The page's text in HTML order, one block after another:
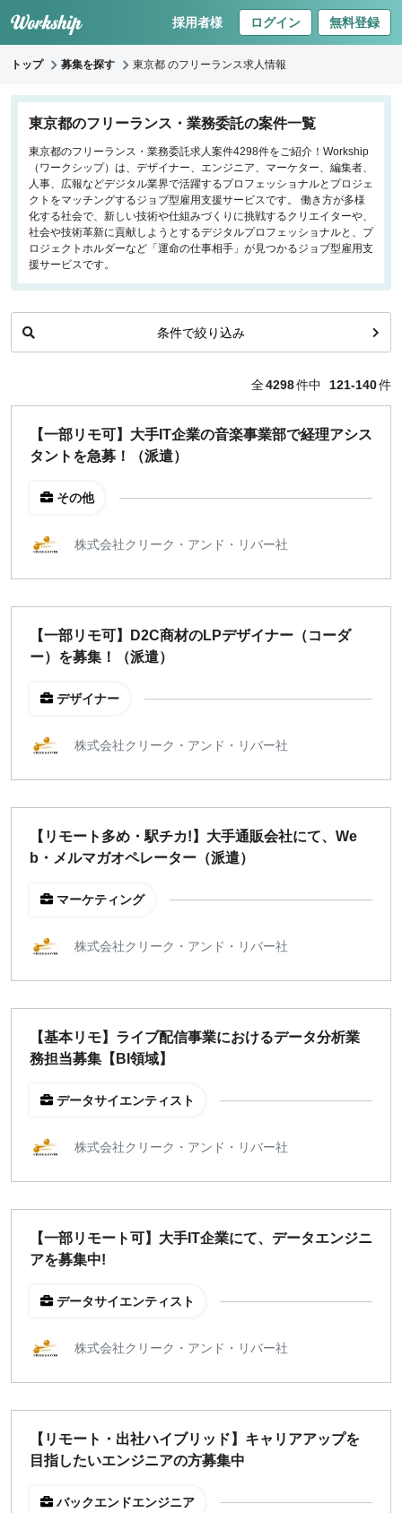
採用者様 ログイン 無料登録
トップ 募集を探す 東京都 のフリーランス求人情報
東京都のフリーランス・業務委託の案件一覧
東京都のフリーランス・業務委託求人案件4298件をご紹介！Workship
（ワークシップ）は、デザイナー、エンジニア、マーケター、編集者、
人事、広報などデジタル業界で活躍するプロフェッショナルとプロジェ
クトをマッチングするジョブ型雇用支援サービスです。 働き方が多様
化する社会で、新しい技術や仕組みづくりに挑戦するクリエイターや、
社会や技術革新に貢献しようとするデジタルプロフェッショナルと、プ
ロジェクトホルダーなど「運命の仕事相手」が見つかるジョブ型雇用支
援サービスです。
条件で絞り込み
キーワードで探す
職種
フロントエンドエンジニア
バックエンドエンジニア
インフラエンジニア
iOS/Androidアプリエンジニア
データサイエンティスト
出社希望
直接契約
土日週末OK
稼働時間
週4日
週3日
東京
名古屋
京都
募集状況
時給
1,500円 以上
¥2,000 ¥3,000 ¥4,000 ¥5,000〜
全4298件中 121-140件
【一部リモ可】大手IT企業の音楽事業部で経理アシス
タントを急募！（派遣）
その他
株式会社クリーク・アンド・リバー社
【一部リモ可】D2C商材のLPデザイナー（コーダ
ー）を募集！（派遣）
デザイナー
株式会社クリーク・アンド・リバー社
【リモート多め・駅チカ!】大手通販会社にて、We
b・メルマガオペレーター（派遣）
マーケティング
株式会社クリーク・アンド・リバー社
【基本リモ】ライブ配信事業におけるデータ分析業
務担当募集【BI領域】
データサイエンティスト
株式会社クリーク・アンド・リバー社
【一部リモート可】大手IT企業にて、データエンジニ
アを募集中!
データサイエンティスト
株式会社クリーク・アンド・リバー社
【リモート・出社ハイブリッド】キャリアアップを
目指したいエンジニアの方募集中
バックエンドエンジニア